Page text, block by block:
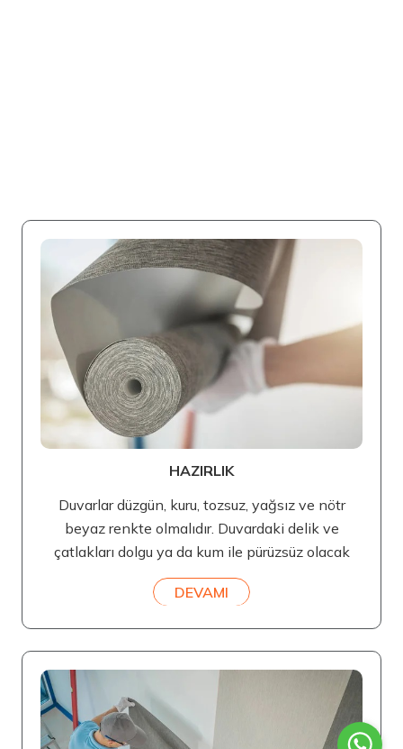
HAZIRLIK
Duvarlar düzgün, kuru, tozsuz, yağsız ve nötr
beyaz renkte olmalıdır. Duvardaki delik ve
çatlakları dolgu ya da kum ile pürüzsüz olacak
DEVAMI